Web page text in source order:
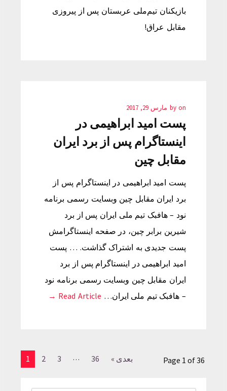
بازیکنان تیم‌ملی عربستان پس از پیروزی
مقابل عراق!
by on مارس 29, 2017
پست امید ابراهیمی در
اینستاگرام پس از برد ایران
مقابل چین
پست امید ابراهیمی در اینستاگرام پس از
برد ایران مقابل چین وبسایت رسمی برنامه
نود – هافبک تیم ملی ایران پس از برد
شیرین برابر چین، در صفحه اینستاگرامش
پست جدیدی به اشتراک گذاشت. … پست
امید ابراهیمی در اینستاگرام پس از برد
ایران مقابل چین وبسایت رسمی برنامه نود
– هافبک تیم ملی ایران… Read Article →
1 2 3 … 36 بعدی » Page 1 of 36